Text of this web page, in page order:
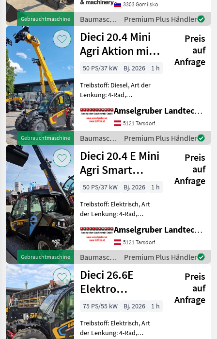
Gebrauchtmaschine
3303 Gomilsko
Baumaschinen
/ JCB
Premium Plus Händler
Gebrauchtmaschine
Dieci 20.4 Mini
Agri Aktion mit
Österreichpaket
Preis
auf
Anfrage
50 PS/37 kW Bj. 2026
1 h
Treibstoff: Diesel, Art der
Lenkung: 4-Rad,
Getriebeart Landmaschine:
Hydrostatgetriebe, hydr.
Werkzeugverriegelung,
Heizung, Sitzfederung,
Zusatzgew
Amselgruber Landtechnik GmbH
5121 Tarsdorf
Baumaschinen
/ Dieci
Premium Plus Händler
Gebrauchtmaschine
Dieci 20.4 E Mini
Agri Smart
ELEKTRO
Teleskoplader
TOP
Preis
auf
Anfrage
50 PS/37 kW Bj. 2026
1 h
Treibstoff: Elektrisch, Art
der Lenkung: 4-Rad,
Hydrostatgetriebe, hydr.
Werkzeugverriegelung,
Heizung, Zusatzgewichte,
Steuergerät dw, Sperrdiff.
Amselgruber Landtechnik GmbH
5121 Tarsdorf
Baumaschinen
/ Dieci
Premium Plus Händler
Dieci 26.6E
Elektro
Teleskoplader
mit
Österreichpaket
Preis
auf
Anfrage
75 PS/55 kW Bj. 2026
1 h
Treibstoff: Elektrisch, Art
der Lenkung: 4-Rad,